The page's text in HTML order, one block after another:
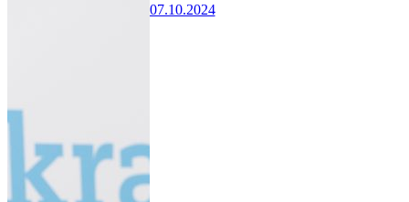
07.10.2024